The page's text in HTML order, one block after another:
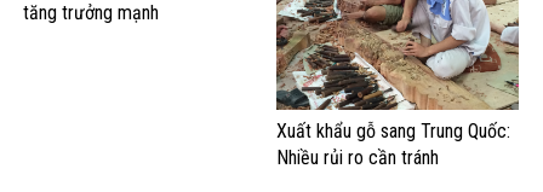
tăng trưởng mạnh
Xuất khẩu gỗ sang Trung Quốc:
Nhiều rủi ro cần tránh